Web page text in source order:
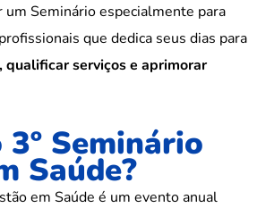
um Seminário especialmente para
que dedica seus dias para
qualificar serviços e aprimorar
3º Seminário
Saúde?
em Saúde é um evento anual